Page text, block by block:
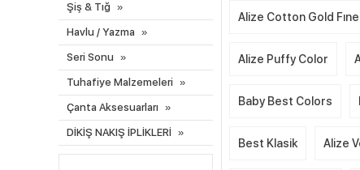
Şiş & Tığ
Havlu / Yazma
Seri Sonu
Tuhafiye Malzemeleri
Çanta Aksesuarları
DİKİŞ NAKIŞ İPLİKLERİ
Alize Cotton Gold
Alize Puffy Color
Baby Best Colors
Best Klasik Alize